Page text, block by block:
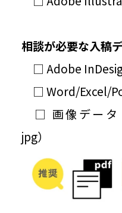
相談が必要な入稿
□ Adobe
□ Word/Excel/
□ 画像データ
jpg）